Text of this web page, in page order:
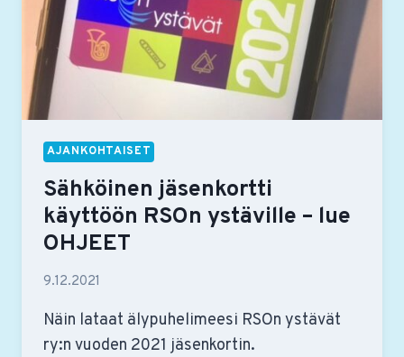
AJANKOHTAISET
Sähköinen jäsenkortti
käyttöön RSOn ystäville – lue
OHJEET
9.12.2021
Näin lataat älypuhelimeesi RSOn ystävät
ry:n vuoden 2021 jäsenkortin.